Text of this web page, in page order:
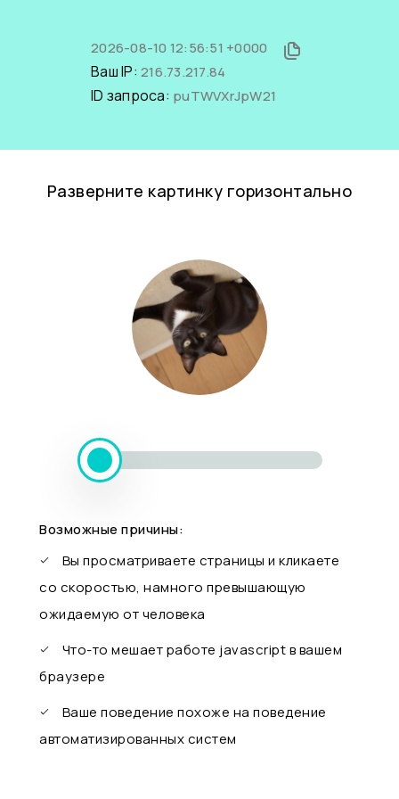
2026-08-10 12:56:51 +0000
Ваш IP: 216.73.217.84
ID запроса: puTWVXrJpW21
Разверните картинку горизонтально
Возможные причины:
Вы просматриваете страницы и кликаете
со скоростью, намного превышающую
ожидаемую от человека
Что-то мешает работе javascript в вашем
браузере
Ваше поведение похоже на поведение
автоматизированных систем